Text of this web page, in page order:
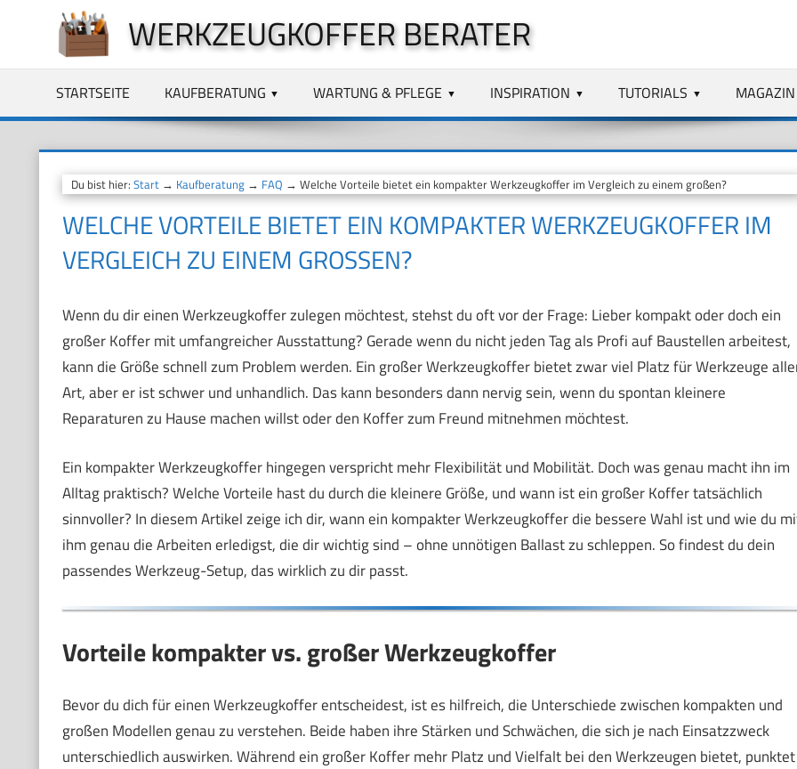
springen
WERKZEUGKOFFER BERATER
STARTSEITE KAUFBERATUNG WARTUNG & PFLEGE INSPIRATION TUTORIALS MAGAZIN
Du bist hier: Start→ Kaufberatung→ FAQ → Welche Vorteile bietet ein kompakter Werkzeugkoffer im Vergleich zu einem großen?
WELCHE VORTEILE BIETET EIN KOMPAKTER WERKZEUGKOFFER IM
VERGLEICH ZU EINEM GROSSEN?
Wenn du dir einen Werkzeugkoffer zulegen möchtest, stehst du oft vor der Frage: Lieber kompakt oder doch ein
großer Koffer mit umfangreicher Ausstattung? Gerade wenn du nicht jeden Tag als Profi auf Baustellen arbeitest,
kann die Größe schnell zum Problem werden. Ein großer Werkzeugkoffer bietet zwar viel Platz für Werkzeuge
Art, aber er ist schwer und unhandlich. Das kann besonders dann nervig sein, wenn du spontan kleinere
Reparaturen zu Hause machen willst oder den Koffer zum Freund mitnehmen möchtest.
Ein kompakter Werkzeugkoffer hingegen verspricht mehr Flexibilität und Mobilität. Doch was genau macht ihn im
Alltag praktisch? Welche Vorteile hast du durch die kleinere Größe, und wann ist ein großer Koffer tatsächlich
sinnvoller? In diesem Artikel zeige ich dir, wann ein kompakter Werkzeugkoffer die bessere Wahl ist und wie du
ihm genau die Arbeiten erledigst, die dir wichtig sind – ohne unnötigen Ballast zu schleppen. So findest du dein
passendes Werkzeug-Setup, das wirklich zu dir passt.
Vorteile kompakter vs. großer Werkzeugkoffer
Bevor du dich für einen Werkzeugkoffer entscheidest, ist es hilfreich, die Unterschiede zwischen kompakten und
großen Modellen genau zu verstehen. Beide haben ihre Stärken und Schwächen, die sich je nach Einsatzzweck
unterschiedlich auswirken. Während ein großer Koffer mehr Platz und Vielfalt bei den Werkzeugen bietet, punktet